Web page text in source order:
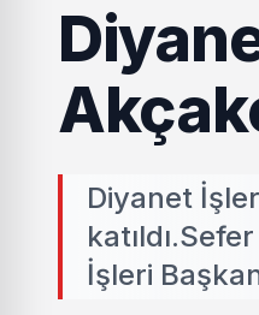
Diyanet
İşleri